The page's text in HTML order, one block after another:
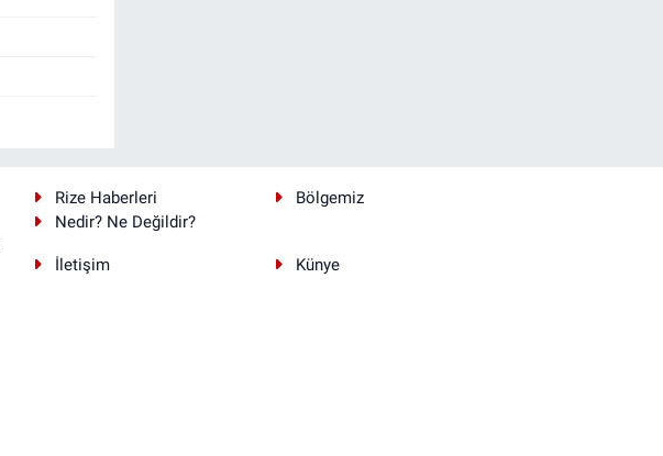
Rize Haberleri
Bölgemiz
Nedir? Ne Değildir?
İletişim Künye